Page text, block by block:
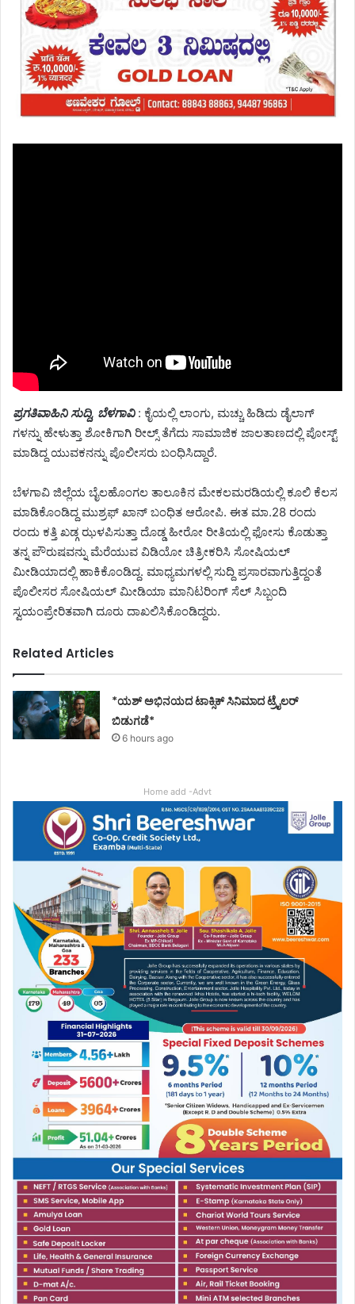
ಪ್ರಗತಿವಾಹಿನಿ ಸುದ್ದಿ, ಬೆಳಗಾವಿ: ಕೈಯಲ್ಲಿ ಲಾಂಗು, ಮಚ್ಚು ಹಿಡಿದು ಡೈಲಾಗ್
ಗಳನ್ನು ಹೇಳುತ್ತಾ ಶೋಕಿಗಾಗಿ ರೀಲ್ಸ್ ತೆಗೆದು ಸಾಮಾಜಿಕ ಜಾಲತಾಣದಲ್ಲಿ ಪೋಸ್ಟ್
ಮಾಡಿದ್ದ ಯುವಕನನ್ನು ಪೊಲೀಸರು ಬಂಧಿಸಿದ್ದಾರೆ.
ಬೆಳಗಾವಿ ಜಿಲ್ಲೆಯ ಬೈಲಹೊಂಗಲ ತಾಲೂಕಿನ ಮೇಕಲಮರಡಿಯಲ್ಲಿ ಕೂಲಿ ಕೆಲಸ
ಮಾಡಿಕೊಂಡಿದ್ದ ಮುಶ್ರಫ್ ಖಾನ್ ಬಂಧಿತ ಆರೋಪಿ. ಈತ ಮಾ.28 ರಂದು
ರಂದು ಕತ್ತಿ ಖಡ್ಗ ಝಳಪಿಸುತ್ತಾ ದೊಡ್ಡ ಹೀರೋ ರೀತಿಯಲ್ಲಿ ಫೋಸು ಕೊಡುತ್ತಾ
ತನ್ನ ಪೌರುಷವನ್ನು ಮೆರೆಯುವ ವಿಡಿಯೋ ಚಿತ್ರೀಕರಿಸಿ ಸೋಷಿಯಲ್
ಮೀಡಿಯಾದಲ್ಲಿ ಹಾಕಿಕೊಂಡಿದ್ದ. ಮಾಧ್ಯಮಗಳಲ್ಲಿ ಸುದ್ದಿ ಪ್ರಸಾರವಾಗುತ್ತಿದ್ದಂತೆ
ಪೊಲೀಸರ ಸೋಷಿಯಲ್ ಮೀಡಿಯಾ ಮಾನಿಟರಿಂಗ್ ಸೆಲ್ ಸಿಬ್ಬಂದಿ
ಸ್ವಯಂಪ್ರೇರಿತವಾಗಿ ದೂರು ದಾಖಲಿಸಿಕೊಂಡಿದ್ದರು.
Related Articles
*ಯಶ್ ಅಭಿನಯದ ಟಾಕ್ಸಿಕ್ ಸಿನಿಮಾದ ಟ್ರೈಲರ್
ಬಿಡುಗಡೆ*
6 hours ago
Home add -Advt